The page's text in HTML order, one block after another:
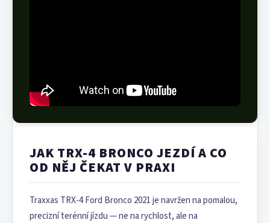
JAK TRX-4 BRONCO JEZDÍ A CO
OD NĚJ ČEKAT V PRAXI
Traxxas TRX-4 Ford Bronco 2021 je navržen na pomalou,
precizní terénní jízdu — ne na rychlost, ale na